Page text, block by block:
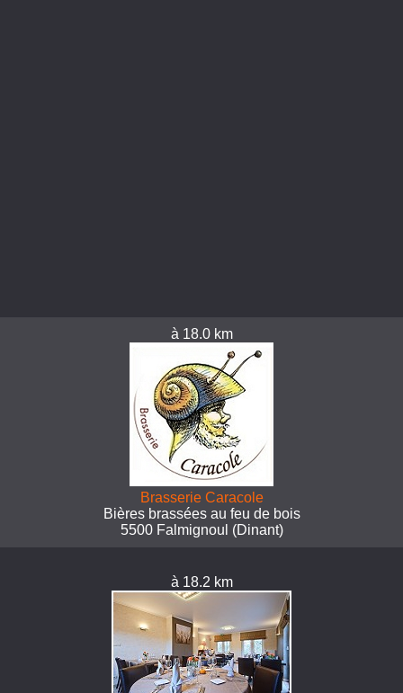
à 18.0 km
Brasserie Caracole
Bières brassées au feu de bois
5500 Falmignoul (Dinant)
à 18.2 km